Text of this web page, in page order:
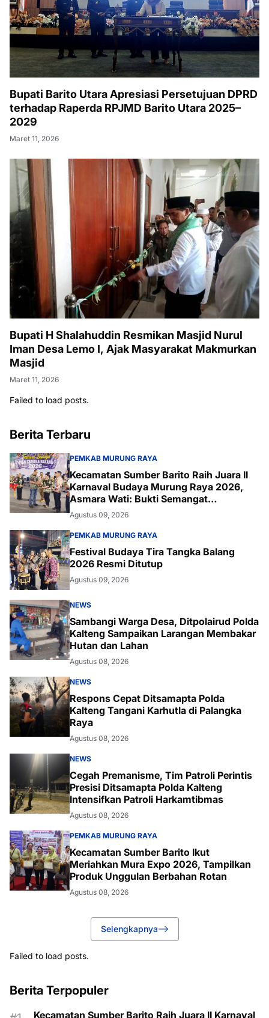
Bupati Barito Utara Apresiasi Persetujuan DPRD
terhadap Raperda RPJMD Barito Utara 2025–
2029
Maret 11, 2026
Bupati H Shalahuddin Resmikan Masjid Nurul
Iman Desa Lemo I, Ajak Masyarakat Makmurkan
Masjid
Maret 11, 2026
Failed to load posts.
Berita Terbaru
PEMKAB MURUNG RAYA
Kecamatan Sumber Barito Raih Juara II
Karnaval Budaya Murung Raya 2026,
Asmara Wati: Bukti Semangat
Melestarikan Budaya
Agustus 09, 2026
PEMKAB MURUNG RAYA
Festival Budaya Tira Tangka Balang
2026 Resmi Ditutup
Agustus 09, 2026
NEWS
Sambangi Warga Desa, Ditpolairud Polda
Kalteng Sampaikan Larangan Membakar
Hutan dan Lahan
Agustus 08, 2026
NEWS
Respons Cepat Ditsamapta Polda
Kalteng Tangani Karhutla di Palangka
Raya
Agustus 08, 2026
NEWS
Cegah Premanisme, Tim Patroli Perintis
Presisi Ditsamapta Polda Kalteng
Intensifkan Patroli Harkamtibmas
Agustus 08, 2026
PEMKAB MURUNG RAYA
Kecamatan Sumber Barito Ikut
Meriahkan Mura Expo 2026, Tampilkan
Produk Unggulan Berbahan Rotan
Agustus 08, 2026
Selengkapnya
Failed to load posts.
Berita Terpopuler
Kecamatan Sumber Barito Raih Juara II Karnaval